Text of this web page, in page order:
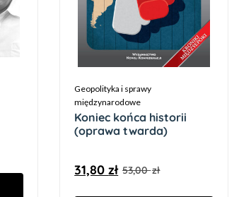
Geopolityka i sprawy
międzynarodowe
Koniec końca historii
(oprawa twarda)
53,00zł
31,80zł